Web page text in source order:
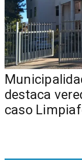
destaca
caso